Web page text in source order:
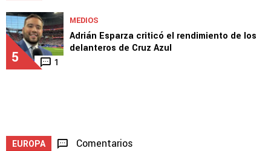
5 1
MEDIOS
Adrián Esparza criticó el rendimiento de los
delanteros de Cruz Azul
EUROPA Comentarios